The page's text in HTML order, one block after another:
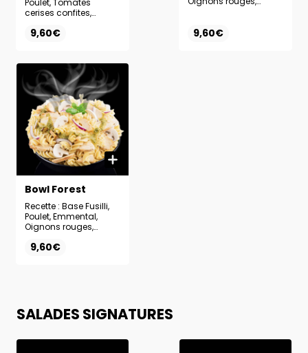
Poulet, Tomates
cerises confites,
frits, Sauce Ranch
9,60€ 9,60€
Bowl Forest
Recette : Base Fusilli,
Poulet, Emmental,
Oignons rouges,
Pesto
9,60€
SALADES SIGNATURES